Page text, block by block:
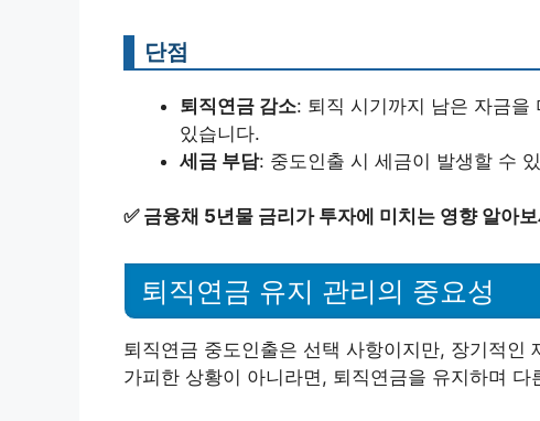
단점
퇴직연금 감소: 퇴직 시기까지 남은 자금을
있습니다.
세금 부담: 중도인출 시 세금이 발생할 수
✅ 금융채 5년물 금리가 투자에 미치는 영향 알아
퇴직연금 유지 관리의 중요성
퇴직연금 중도인출은 선택 사항이지만, 장기적인
가피한 상황이 아니라면, 퇴직연금을 유지하며